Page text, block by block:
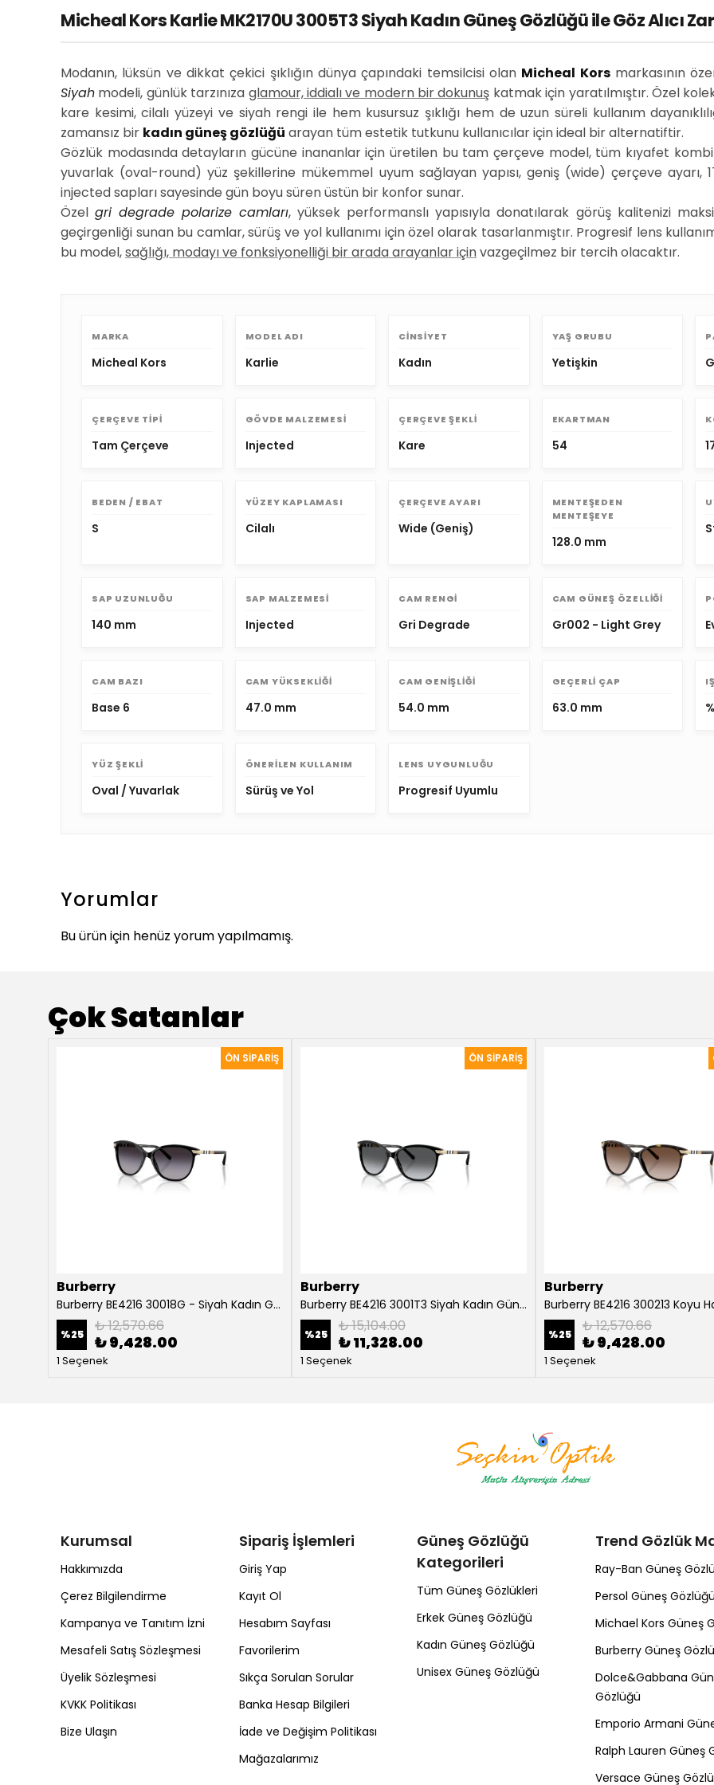
Micheal Kors Karlie MK2170U 3005T3 Siyah Kadın Güneş Gözlüğü ile Göz Alıcı
Modanın, lüksün ve dikkat çekici şıklığın dünya çapındaki temsilcisi olan Micheal Kors markasının
Siyah modeli, günlük tarzınıza glamour, iddialı ve modern bir dokunuş katmak için yaratılmıştır. Özel
kare kesimi, cilalı yüzeyi ve siyah rengi ile hem kusursuz şıklığı hem de uzun süreli kullanım
zamansız bir kadın güneş gözlüğü arayan tüm estetik tutkunu kullanıcılar için ideal bir alternatiftir.
Gözlük modasında detayların gücüne inananlar için üretilen bu tam çerçeve model, tüm kıyafet
yuvarlak (oval-round) yüz şekillerine mükemmel uyum sağlayan yapısı, geniş (wide) çerçeve ayarı,
injected sapları sayesinde gün boyu süren üstün bir konfor sunar.
Özelgri degrade polarize camları, yüksek performanslı yapısıyla donatılarak görüş kalitenizi
geçirgenliği sunan bu camlar, sürüş ve yol kullanımı için özel olarak tasarlanmıştır. Progresif lens
bu model,sağlığı, modayı ve fonksiyonelliği bir arada arayanlar içinvazgeçilmez bir tercih olacaktır.
MARKA
Micheal Kors
MODEL ADI
Karlie
CINSIYET
Kadın
YAŞ GRUBU
Yetişkin
ÇERÇEVE TIPI
Tam Çerçeve
GÖVDE MALZEMESI
Injected
ÇERÇEVE ŞEKLI
Kare
EKARTMAN
54
BEDEN / EBAT
S
YÜZEY KAPLAMASI
Cilalı
ÇERÇEVE AYARI
Wide (Geniş)
MENTEŞEDEN
MENTEŞEYE
128.0 mm
SAP UZUNLUĞU
140 mm
SAP MALZEMESI
Injected
CAM RENGI
Gri Degrade
CAM GÜNEŞ ÖZELLIĞI
Gr002 - Light Grey
CAM BAZI
Base 6
CAM YÜKSEKLIĞI
47.0 mm
CAM GENIŞLIĞI
54.0 mm
GEÇERLI ÇAP
63.0 mm
YÜZ ŞEKLI
Oval / Yuvarlak
ÖNERILEN KULLANIM
Sürüş ve Yol
LENS UYGUNLUĞU
Progresif Uyumlu
Yorumlar
Bu ürün için henüz yorum yapılmamış.
Çok Satanlar
Burberry
Burberry BE4216 30018G - Siyah Kadın Güneş Gözlüğü
%25 ₺ 12,570.66
₺ 9,428.00
1 Seçenek
Burberry
Burberry BE4216 3001T3 Siyah Kadın Güneş Gözlüğü
%25 ₺ 15,104.00
₺ 11,328.00
1 Seçenek
Burberry
%25 ₺ 12,570.66
₺ 9,428.00
1 Seçenek
Kurumsal
Hakkımızda
Çerez Bilgilendirme
Kampanya ve Tanıtım İzni
Mesafeli Satış Sözleşmesi
Üyelik Sözleşmesi
KVKK Politikası
Bize Ulaşın
Sipariş İşlemleri
Giriş Yap
Kayıt Ol
Hesabım Sayfası
Favorilerim
Sıkça Sorulan Sorular
Banka Hesap Bilgileri
İade ve Değişim Politikası
Mağazalarımız
Güneş Gözlüğü
Kategorileri
Tüm Güneş Gözlükleri
Erkek Güneş Gözlüğü
Kadın Güneş Gözlüğü
Unisex Güneş Gözlüğü
Trend Gözlük
Ray-Ban Güneş
Persol Güneş Gözlüğü
Michael Kors Güneş
Burberry Güneş
Dolce&Gabbana
Gözlüğü
Emporio Armani
Ralph Lauren Güneş
Versace Güneş